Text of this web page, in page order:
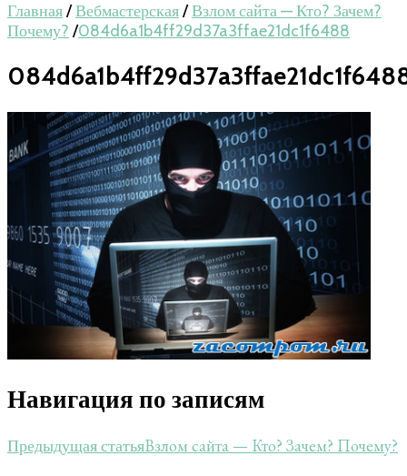
Главная/Вебмастерская/Взлом сайта — Кто? Зачем?
Почему? /084d6a1b4ff29d37a3ffae21dc1f6488
Навигация по записям
Предыдущая статьяВзлом сайта — Кто? Зачем? Почему?